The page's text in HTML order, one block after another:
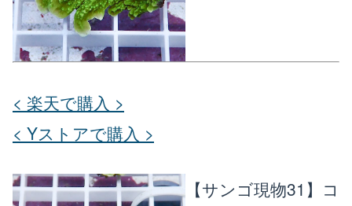
< 楽天で購入 >
< Yストアで購入 >
【サンゴ現物31】コ